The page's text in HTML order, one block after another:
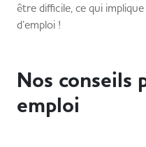
être difficile, ce qui
d’emploi !
Nos
emploi